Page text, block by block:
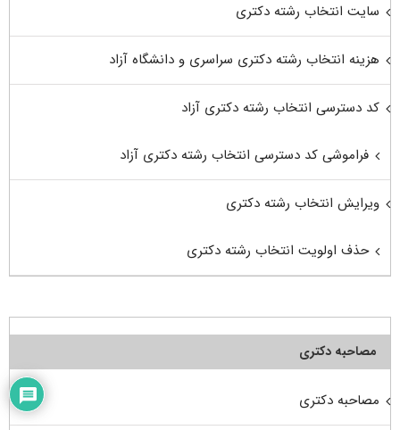
سایت انتخاب رشته دکتری
هزینه انتخاب رشته دکتری سراسری و دانشگاه آزاد
کد دسترسی انتخاب رشته دکتری آزاد
فراموشی کد دسترسی انتخاب رشته دکتری آزاد
ویرایش انتخاب رشته دکتری
حذف اولویت انتخاب رشته دکتری
مصاحبه دکتری
مصاحبه دکتری